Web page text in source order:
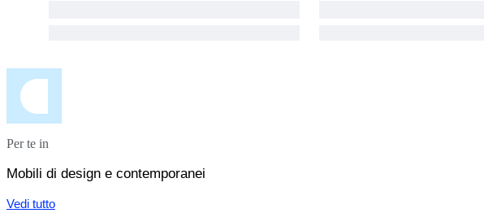
Per te in
Mobili di design e contemporanei
Vedi tutto